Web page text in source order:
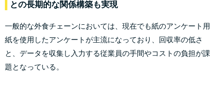
との長期的な関係構築も実現
一般的な外食チェーンにおいては、現在でも紙のアンケート用
紙を使用したアンケートが主流になっており、回収率の低さ
と、データを収集し入力する従業員の手間やコストの負担が課
題となっている。